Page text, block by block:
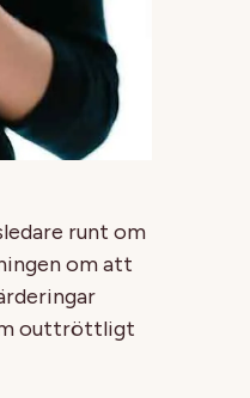
runt om
om att
outtröttligt